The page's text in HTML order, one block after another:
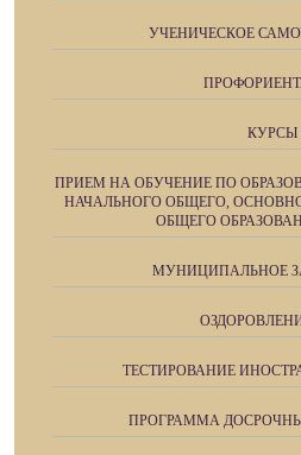
УЧЕНИЧЕСКОЕ
КУРСЫ
ПРИЕМ НА ОБУЧЕНИЕ ПО
НАЧАЛЬНОГО ОБЩЕГО,
ОБЩЕГО
МУНИЦИПАЛЬНОЕ
ТЕСТИРОВАНИЕ
ПРОГРАММА